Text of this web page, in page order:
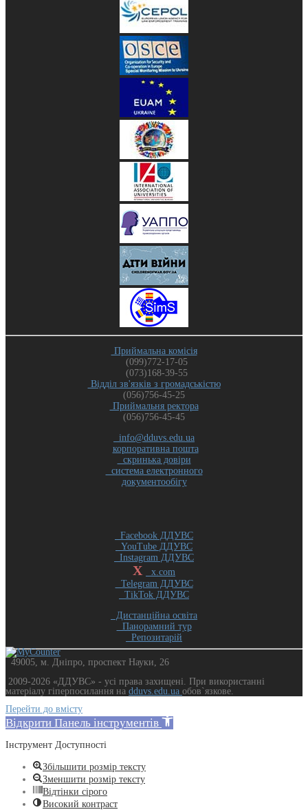
Приймальна комісія
(099)772-17-05
(073)168-39-55
Відділ зв'язків з громадськістю
(056)756-45-25
Приймальня ректора
(056)756-45-45
info@dduvs.edu.ua
корпоративна пошта
скринька довіри
система електронного
документообігу
Facebook ДДУВС
YouTube ДДУВС
Instagram ДДУВС
X
x.com
Telegram ДДУВС
TikTok ДДУВС
Дистанційна освіта
Панорамний тур
Репозитарій
49005, м. Дніпро, проспект Науки, 26
2009-2026 «ДДУВС» - усi права захищенi. При використанні
матеріалу гіперпосилання на dduvs.edu.ua обов`язкове.
Перейти до вмісту
Відкрити Панель інструментів
Інструмент Доступності
Збільшити розмір тексту
Зменшити розмір тексту
Відтінки сірого
Високий контраст